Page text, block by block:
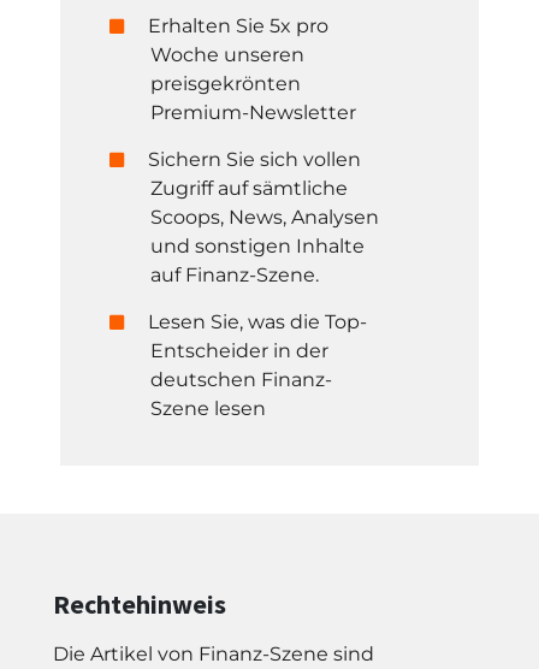
Erhalten Sie 5x pro
Woche unseren
preisgekrönten
Premium-Newsletter
Sichern Sie sich vollen
Zugriff auf sämtliche
Scoops, News, Analysen
und sonstigen Inhalte
auf Finanz-Szene.
Lesen Sie, was die Top-
Entscheider in der
deutschen Finanz-
Szene lesen
Rechtehinweis
Die Artikel von Finanz-Szene sind